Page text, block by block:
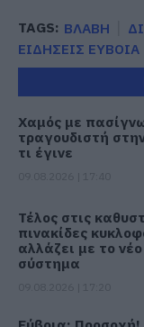
TAGS: ΒΛΑΒΗ
ΕΙΔΗΣΕΙΣ ΕΥΒΟΙΑ
Χαμός με
τραγουδιστή
τι έγινε
Τέλος στις
πινακίδες
αλλάζει με το
σύστημα